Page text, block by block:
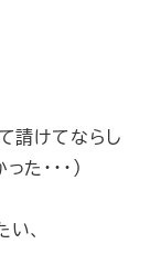
請けてならし
・・・）
、